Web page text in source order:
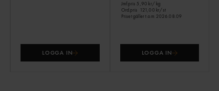
LOGGA IN
Jmf.pris 5,90 kr/ kg
Ord.pris
121,00 kr/st
Priset gäller t.o.m 2026.08.09
LOGGA IN